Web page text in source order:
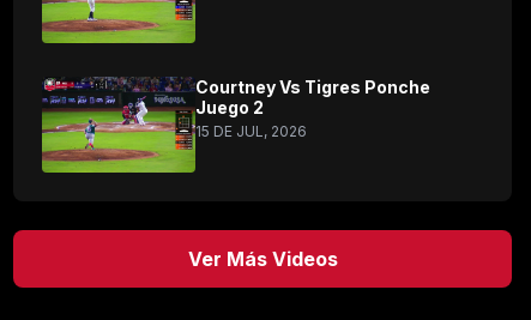
Courtney Vs Tigres Ponche
Juego 2
15 DE JUL, 2026
Ver Más Videos